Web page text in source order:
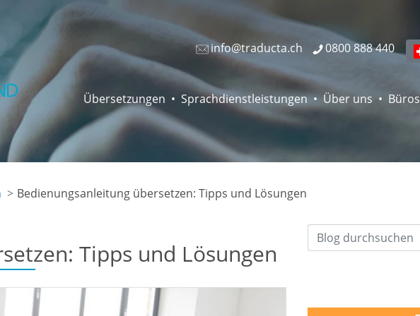
info@traducta.ch 0800 888 440
Übersetzungen Sprachdienstleistungen Über uns Büros
Bedienungsanleitung übersetzen: Tipps und Lösungen
Tipps und Lösungen